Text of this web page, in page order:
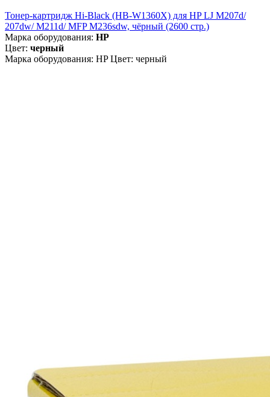
Тонер-картридж Hi-Black (HB-W1360X) для HP LJ M207d/
207dw/ M211d/ MFP M236sdw, чёрный (2600 стр.)
Марка оборудования: HP
Цвет: черный
Марка оборудования: HP Цвет: черный